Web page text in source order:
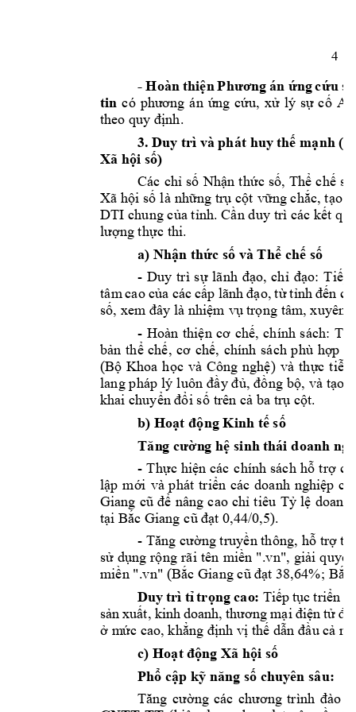
4
- Hoàn thiện Phương án ứng cứu s
tin có phương án ứng cứu, xử lý sự cố
theo quy định.
3. Duy trì và phát huy thế mạnh
Xã hội số)
Các chỉ số Nhận thức số, Thể chế
Xã hội số là những trụ cột vững chắc, tạo
DTI chung của tỉnh. Cần duy trì các kết q
lượng thực thi.
a) Nhận thức số và Thể chế số
- Duy trì sự lãnh đạo, chỉ đạo: Tiếp
tâm cao của các cấp lãnh đạo, từ tỉnh đến
số, xem đây là nhiệm vụ trọng tâm, xuyên s
- Hoàn thiện cơ chế, chính sách: T
bản thể chế, cơ chế, chính sách phù hợp
(Bộ Khoa học và Công nghệ) và thực tiễn
lang pháp lý luôn đầy đủ, đồng bộ, và tạo
khai chuyển đổi số trên cả ba trụ cột.
b) Hoạt động Kinh tế số
Tăng cường hệ sinh thái doanh
- Thực hiện các chính sách hỗ trợ
lập mới và phát triển các doanh nghiệp cô
Giang cũ để nâng cao chỉ tiêu Tỷ lệ doanh
tại Bắc Giang cũ đạt 0,44/0,5).
- Tăng cường truyền thông, hỗ trợ t
sử dụng rộng rãi tên miền ".vn", giải quyết
miền ".vn" (Bắc Giang cũ đạt 38,64%; Bắc
Duy trì tỉ trọng cao: Tiếp tục triển
sản xuất, kinh doanh, thương mại điện tử để
ở mức cao, khẳng định vị thế dẫn đầu cả
c) Hoạt động Xã hội số
Phổ cập kỹ năng số chuyên sâu:
Tăng cường các chương trình đào